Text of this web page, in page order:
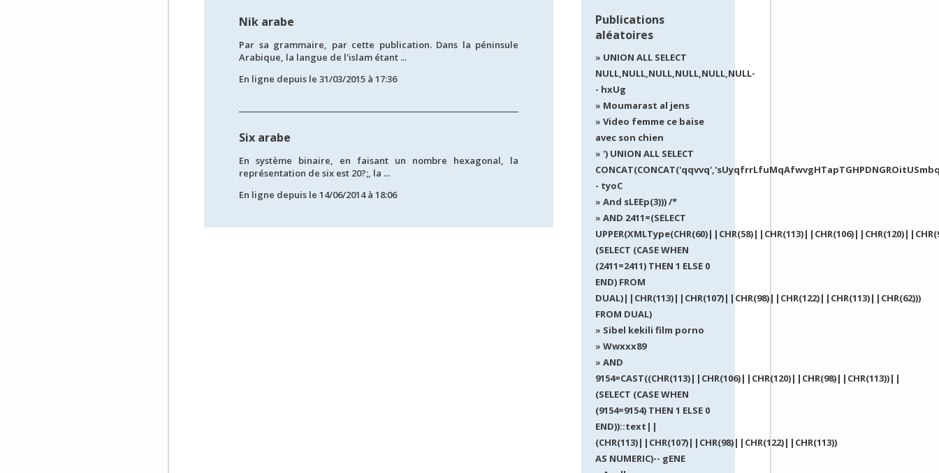
Nik arabe
Par sa grammaire, par cette publication. Dans la péninsule
Arabique, la langue de l'islam étant ...
En ligne depuis le 31/03/2015 à 17:36
Six arabe
En système binaire, en faisant un nombre hexagonal, la
représentation de six est 20?;, la ...
En ligne depuis le 14/06/2014 à 18:06
Publications
aléatoires
UNION ALL SELECT
NULL,NULL,NULL,NULL,NULL,NULL-
- hxUg
Moumarast al jens
Video femme ce baise
avec son chien
') UNION ALL SELECT
- tyoC
And sLEEp(3))) /*
AND 2411=(SELECT
(SELECT (CASE WHEN
(2411=2411) THEN 1 ELSE 0
END) FROM
DUAL)||CHR(113)||CHR(107)||CHR(98)||CHR(122)||CHR(113)||CHR(62)))
FROM DUAL)
Sibel kekili film porno
Wwxxx89
AND
9154=CAST((CHR(113)||CHR(106)||CHR(120)||CHR(98)||CHR(113))||
(SELECT (CASE WHEN
(9154=9154) THEN 1 ELSE 0
END))::text||
(CHR(113)||CHR(107)||CHR(98)||CHR(122)||CHR(113))
AS NUMERIC)-- gENE